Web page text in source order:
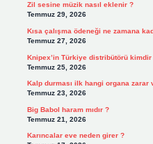
Zil sesine müzik nasıl eklenir ?
Temmuz 29, 2026
Kısa çalışma ödeneği ne zamana
Temmuz 27, 2026
Knipex’in Türkiye distribütörü kimdir
Temmuz 25, 2026
Kalp durması ilk hangi organa zarar
Temmuz 23, 2026
Big Babol haram mıdır ?
Temmuz 21, 2026
Karıncalar eve neden girer ?